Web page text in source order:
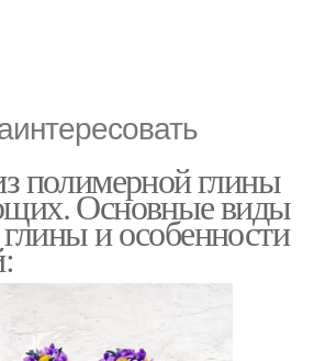
полимерной глины
Основные виды
и особенности